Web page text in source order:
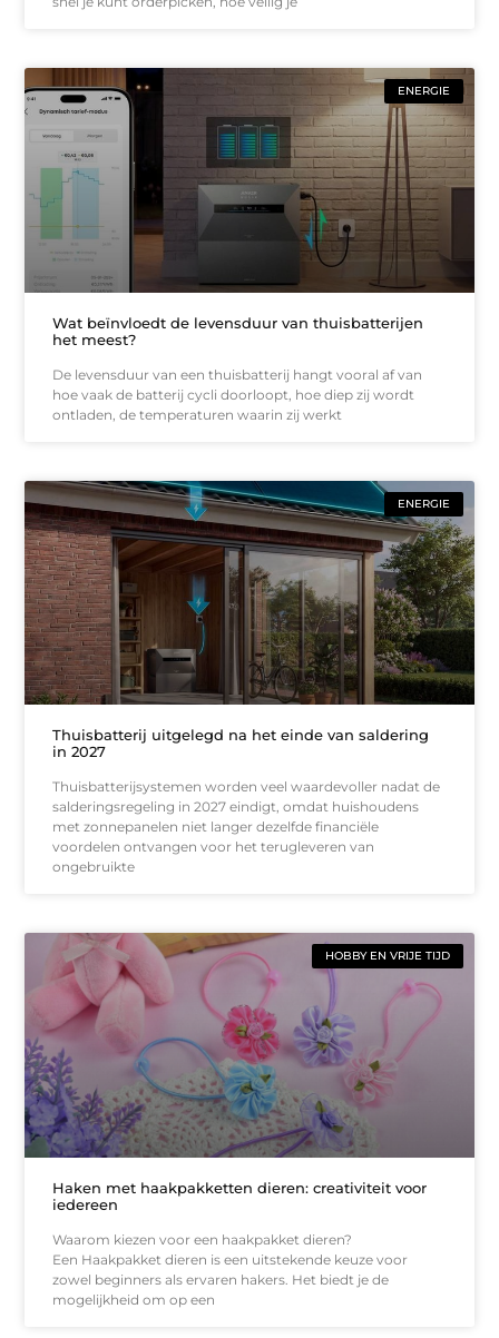
ENERGIE
Wat beïnvloedt de levensduur van thuisbatterijen
het meest?
De levensduur van een thuisbatterij hangt vooral af van
hoe vaak de batterij cycli doorloopt, hoe diep zij wordt
ontladen, de temperaturen waarin zij werkt
ENERGIE
Thuisbatterij uitgelegd na het einde van saldering
in 2027
Thuisbatterijsystemen worden veel waardevoller nadat de
salderingsregeling in 2027 eindigt, omdat huishoudens
met zonnepanelen niet langer dezelfde financiële
voordelen ontvangen voor het terugleveren van
ongebruikte
HOBBY EN VRIJE TIJD
Haken met haakpakketten dieren: creativiteit voor
iedereen
Waarom kiezen voor een haakpakket dieren?
Een Haakpakket dieren is een uitstekende keuze voor
zowel beginners als ervaren hakers. Het biedt je de
mogelijkheid om op een